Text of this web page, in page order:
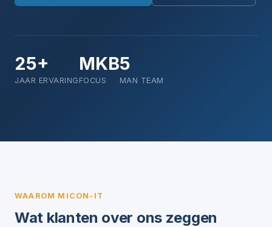
25+
JAAR ERVARING
MKB
FOCUS
5
MAN TEAM
WAAROM MICON-IT
Wat klanten over ons zeggen